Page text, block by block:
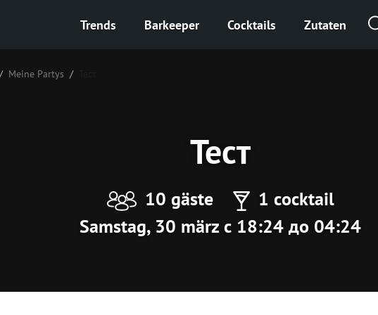
Trends Barkeeper Cocktails Zutaten
Meine Partys
Тест
10 gäste
1 cocktail
Samstag, 30 märz с 18:24 до 04:24